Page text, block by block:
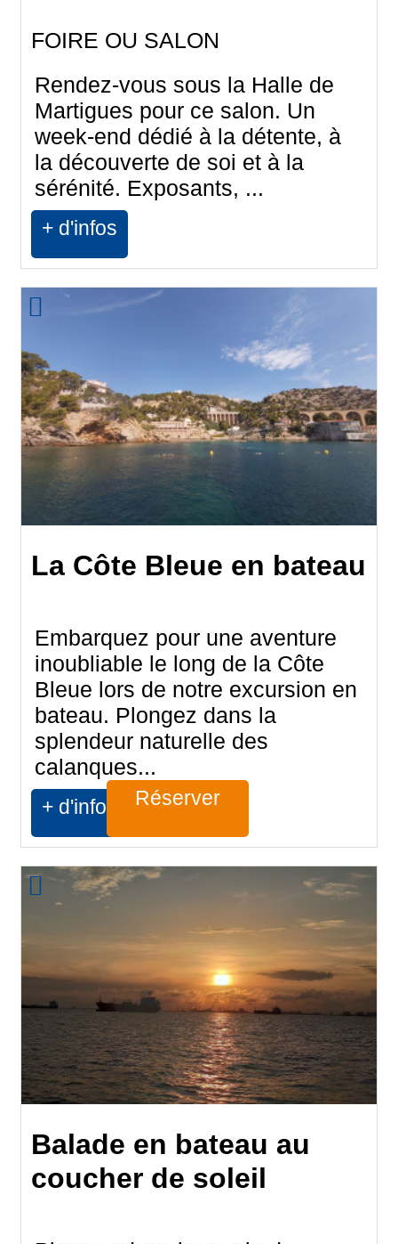
FOIRE OU SALON
Rendez-vous sous la Halle de
Martigues pour ce salon. Un
week-end dédié à la détente, à
la découverte de soi et à la
sérénité. Exposants, ...
+ d'infos
La Côte Bleue en bateau
Embarquez pour une aventure
inoubliable le long de la Côte
Bleue lors de notre excursion en
bateau. Plongez dans la
splendeur naturelle des
calanques...
+ d'infos Réserver
Balade en bateau au
coucher de soleil